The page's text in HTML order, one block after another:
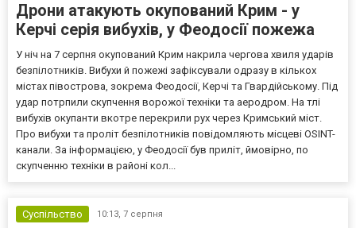
Дрони атакують окупований Крим - у
Керчі серія вибухів, у Феодосії пожежа
У ніч на 7 серпня окупований Крим накрила чергова хвиля ударів
безпілотників. Вибухи й пожежі зафіксували одразу в кількох
містах півострова, зокрема Феодосії, Керчі та Гвардійському. Під
удар потрпили скупчення ворожої техніки та аеродром. На тлі
вибухів окупанти вкотре перекрили рух через Кримський міст.
Про вибухи та проліт безпілотників повідомляють місцеві OSINT-
канали. За інформацією, у Феодосії був приліт, ймовірно, по
скупченню техніки в районі кол...
Суспільство 10:13, 7 серпня